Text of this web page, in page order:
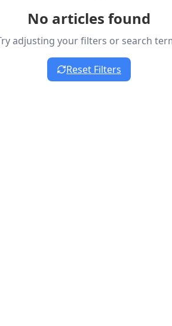
No articles found
adjusting your filters or search
Reset Filters